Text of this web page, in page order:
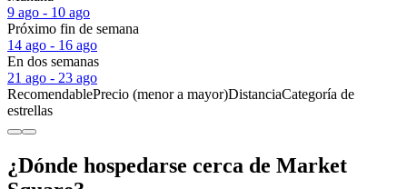
9 ago - 10 ago
Próximo fin de semana
14 ago - 16 ago
En dos semanas
21 ago - 23 ago
RecomendablePrecio (menor a mayor)DistanciaCategoría de
estrellas
¿Dónde hospedarse cerca de Market